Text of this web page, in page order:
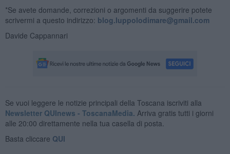
*Se avete domande, correzioni o argomenti da suggerire potete
scrivermi a questo indirizzo: blog.luppolodimare@gmail.com
Davide Cappannari
Se vuoi leggere le notizie principali della Toscana iscriviti alla
Newsletter QUInews - ToscanaMedia. Arriva gratis tutti i giorni
alle 20:00 direttamente nella tua casella di posta.
Basta cliccare QUI